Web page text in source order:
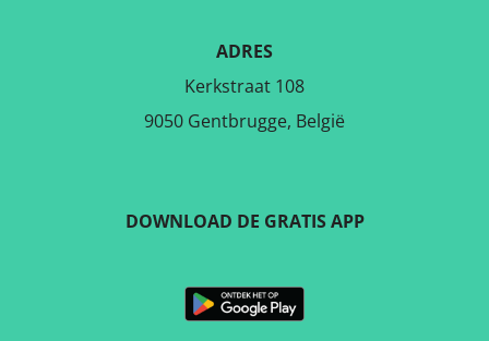
ADRES
Kerkstraat 108
9050 Gentbrugge, België
DOWNLOAD DE GRATIS APP